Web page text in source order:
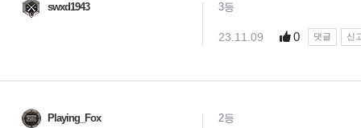
swxd1943 3등
23.11.09 0 댓글 신
Playing_Fox 2등